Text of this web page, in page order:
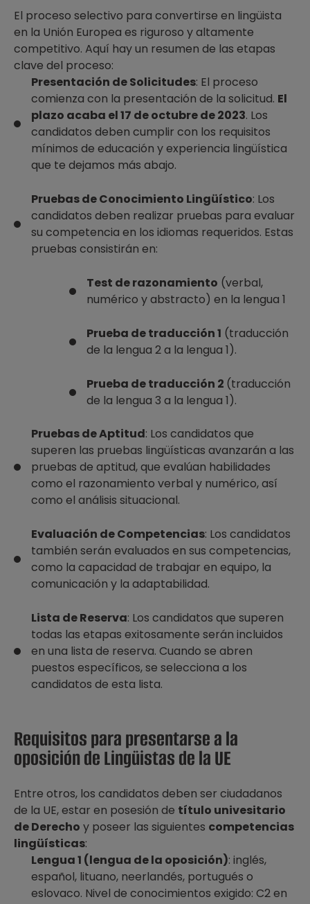
El proceso selectivo para convertirse en lingüista
en la Unión Europea es riguroso y altamente
competitivo. Aquí hay un resumen de las etapas
clave del proceso:
Presentación de Solicitudes: El proceso
comienza con la presentación de la solicitud. El
plazo acaba el 17 de octubre de 2023. Los
candidatos deben cumplir con los requisitos
mínimos de educación y experiencia lingüística
que te dejamos más abajo.
Pruebas de Conocimiento Lingüístico: Los
candidatos deben realizar pruebas para evaluar
su competencia en los idiomas requeridos. Estas
pruebas consistirán en:
Test de razonamiento (verbal,
numérico y abstracto) en la lengua 1
Prueba de traducción 1 (traducción
de la lengua 2 a la lengua 1).
Prueba de traducción 2 (traducción
de la lengua 3 a la lengua 1).
Pruebas de Aptitud: Los candidatos que
superen las pruebas lingüísticas avanzarán a las
pruebas de aptitud, que evalúan habilidades
como el razonamiento verbal y numérico, así
como el análisis situacional.
Evaluación de Competencias: Los candidatos
también serán evaluados en sus competencias,
como la capacidad de trabajar en equipo, la
comunicación y la adaptabilidad.
Lista de Reserva: Los candidatos que superen
todas las etapas exitosamente serán incluidos
en una lista de reserva. Cuando se abren
puestos específicos, se selecciona a los
candidatos de esta lista.
Requisitos para presentarse a la
oposición de Lingüistas de la UE
Entre otros, los candidatos deben ser ciudadanos
de la UE, estar en posesión de título univesitario
de Derecho y poseer las siguientes competencias
lingüísticas:
Lengua 1 (lengua de la oposición): inglés,
español, lituano, neerlandés, portugués o
eslovaco. Nivel de conocimientos exigido: C2 en